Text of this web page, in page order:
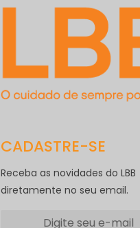
CADASTRE-SE
Receba as novidades do LBB
diretamente no seu email.